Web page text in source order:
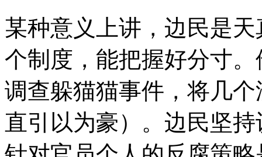
某种意义上讲，边民是
个制度，能把握好分寸
调查躲猫猫事件，将几
直引以为豪）。边民坚